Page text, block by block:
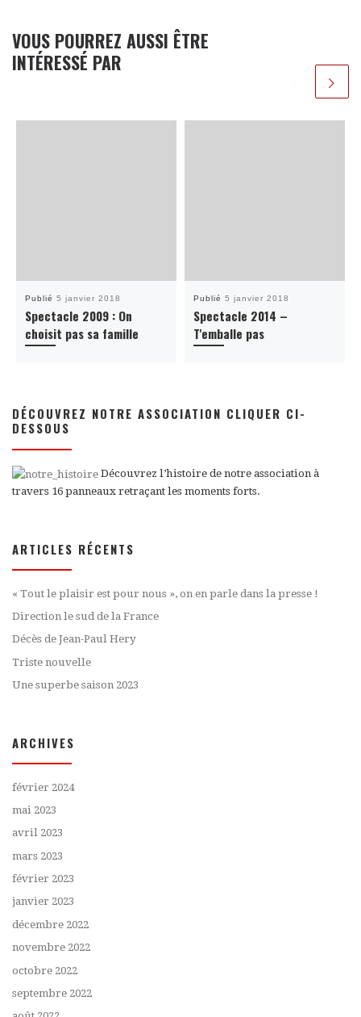
VOUS POURREZ AUSSI ÊTRE
INTÉRESSÉ PAR
Publié 5 janvier 2018
Spectacle 2009 : On
choisit pas sa famille
Publié 5 janvier 2018
Spectacle 2014 –
T'emballe pas
DÉCOUVREZ NOTRE ASSOCIATION CLIQUER CI-
DESSOUS
Découvrez l’histoire de notre association à
travers 16 panneaux retraçant les moments forts.
ARTICLES RÉCENTS
« Tout le plaisir est pour nous », on en parle dans la presse !
Direction le sud de la France
Décès de Jean-Paul Hery
Triste nouvelle
Une superbe saison 2023
ARCHIVES
février 2024
mai 2023
avril 2023
mars 2023
février 2023
janvier 2023
décembre 2022
novembre 2022
octobre 2022
septembre 2022